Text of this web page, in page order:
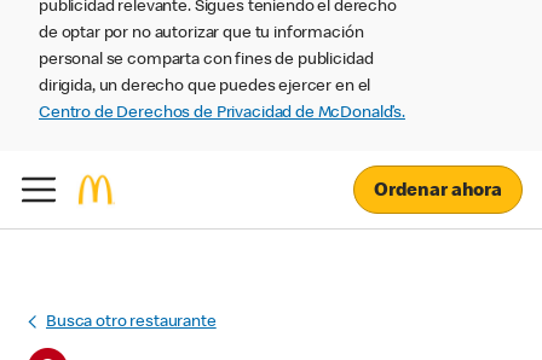
publicidad relevante. Sigues teniendo el derecho
de optar por no autorizar que tu información
personal se comparta con fines de publicidad
dirigida, un derecho que puedes ejercer en el
Centro de Derechos de Privacidad de McDonald’s.
Ordenar ahora
Busca otro restaurante